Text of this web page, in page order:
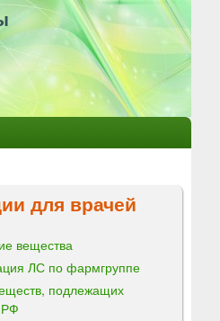
для врачей
вещества
ЛС по фармгруппе
подлежащих
РФ